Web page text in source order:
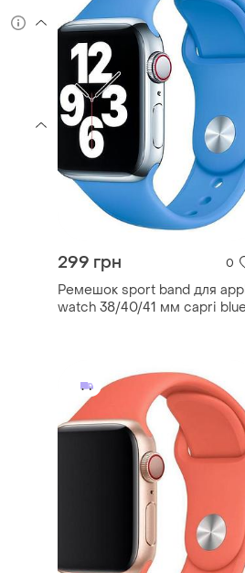
299 грн 0
Ремешок sport band для
watch 38/40/41 мм capri